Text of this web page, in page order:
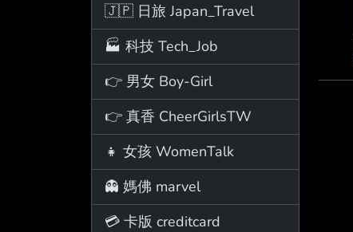
🇯🇵 日旅 Japan_Travel
🏭 科技 Tech_Job
👉 男女 Boy-Girl
👉 真香 CheerGirlsTW
👧 女孩 WomenTalk
👻 媽佛 marvel
💳 卡版 creditcard